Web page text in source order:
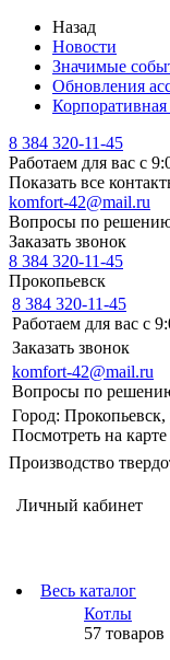
Назад
Новости
Значимые
Обновления
8 384 320-11-45
Работаем для вас с
Показать все
komfort-42@mail.ru
Вопросы по
Заказать звонок
8 384 320-11-45
Прокопьевск
8 384 320-11-45
Работаем для вас с
Заказать звонок
komfort-42@mail.ru
Вопросы по
Город:
Посмотреть на карте
Производство
Личный кабинет
Весь каталог
Котлы
57 товаров